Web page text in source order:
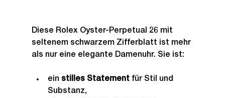
Diese Rolex Oyster-Perpetual 26 mit
seltenem schwarzem Zifferblatt ist mehr
als nur eine elegante Damenuhr. Sie ist:
ein stilles Statement für Stil und
Substanz,